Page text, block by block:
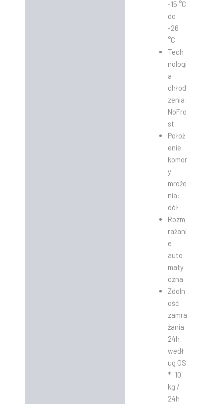
-15 °C
do
-26
°C
Tech
nologi
a
chłod
zenia:
NoFro
st
Położ
enie
komor
y
mroże
nia:
dół
Rozm
rażani
e:
auto
maty
czna
Zdoln
ość
zamra
żania
24h
wedł
ug GS
*: 10
kg /
24h